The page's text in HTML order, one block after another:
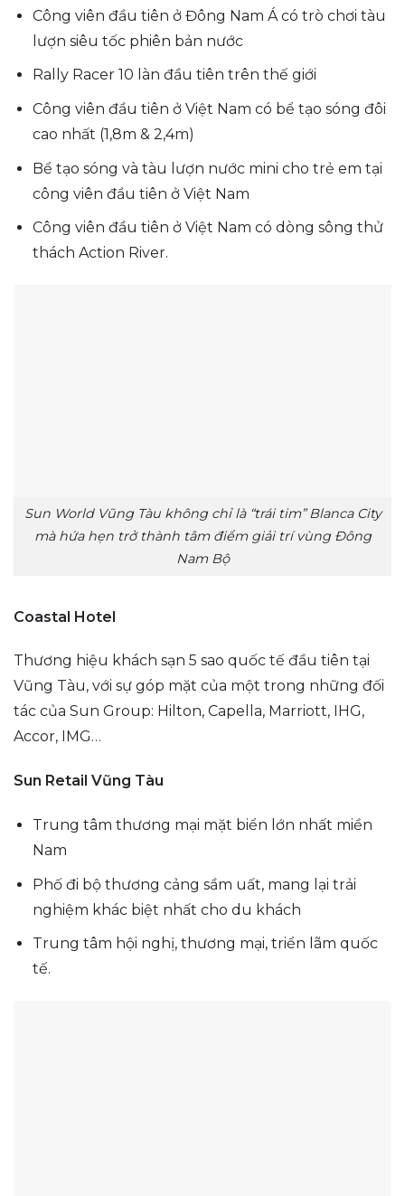
Công viên đầu tiên ở Đông Nam Á có trò chơi tàu
lượn siêu tốc phiên bản nước
Rally Racer 10 làn đầu tiên trên thế giới
Công viên đầu tiên ở Việt Nam có bể tạo sóng đôi
cao nhất (1,8m & 2,4m)
Bể tạo sóng và tàu lượn nước mini cho trẻ em tại
công viên đầu tiên ở Việt Nam
Công viên đầu tiên ở Việt Nam có dòng sông thử
thách Action River.
Sun World Vũng Tàu không chỉ là “trái tim” Blanca City
mà hứa hẹn trở thành tâm điểm giải trí vùng Đông
Nam Bộ
Coastal Hotel
Thương hiệu khách sạn 5 sao quốc tế đầu tiên tại
Vũng Tàu, với sự góp mặt của một trong những đối
tác của Sun Group: Hilton, Capella, Marriott, IHG,
Accor, IMG…
Sun Retail Vũng Tàu
Trung tâm thương mại mặt biển lớn nhất miền
Nam
Phố đi bộ thương cảng sầm uất, mang lại trải
nghiệm khác biệt nhất cho du khách
Trung tâm hội nghị, thương mại, triển lãm quốc
tế.